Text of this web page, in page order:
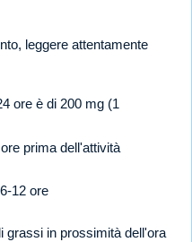
leggere attentamente
ore è di 200 mg (1
prima dell'attività
12 ore
grassi in prossimità dell'ora